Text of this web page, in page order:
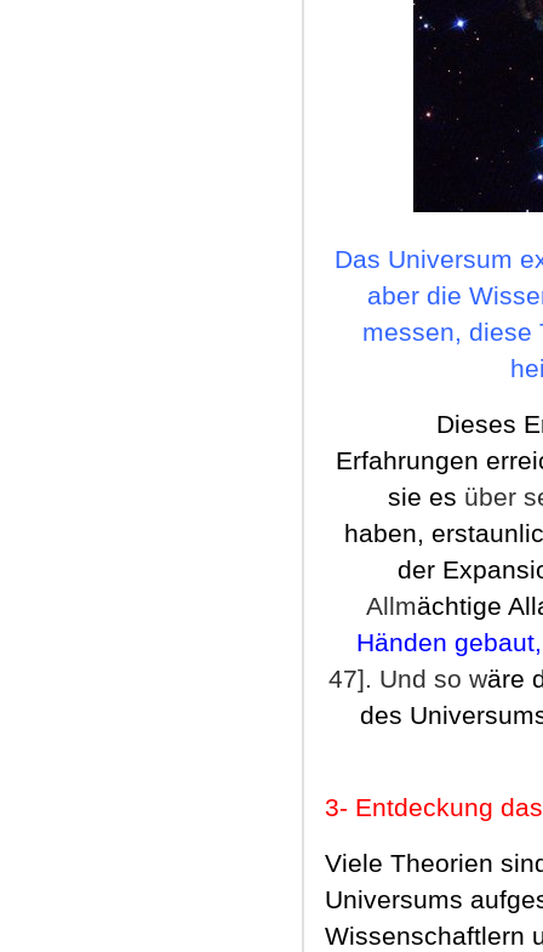
Das Universum
aber die
messen, diese
Dieses
Erfahrungen
sie es über
haben,
der
Allmächtige
Händen
47]. Und so wäre
des
3- Entdeckung
Viele Theorien
Universums
Wissenschaftlern